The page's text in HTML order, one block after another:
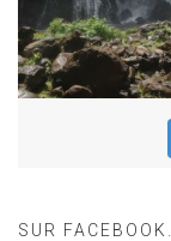
SUR FACEBOOK…